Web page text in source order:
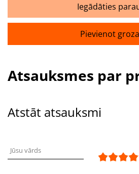
Iegādāties
Pievienot
Atsauksmes par
Atstāt atsauksmi
Jūsu vārds